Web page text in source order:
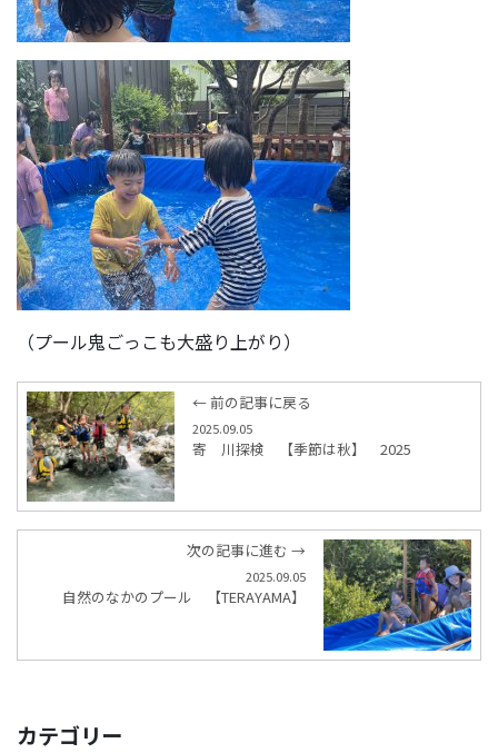
（プール鬼ごっこも大盛り上がり）
← 前の記事に戻る
2025.09.05
寄 川探検 【季節は秋】 2025
次の記事に進む →
2025.09.05
自然のなかのプール 【TERAYAMA】
カテゴリー